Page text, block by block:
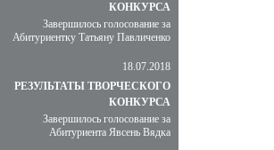
КОНКУРСА
Завершилось голосование за
Абитуриентку Татьяну Павличенко
18.07.2018
РЕЗУЛЬТАТЫ ТВОРЧЕСКОГО
КОНКУРСА
Завершилось голосование за
Абитуриента Явсень Вядка